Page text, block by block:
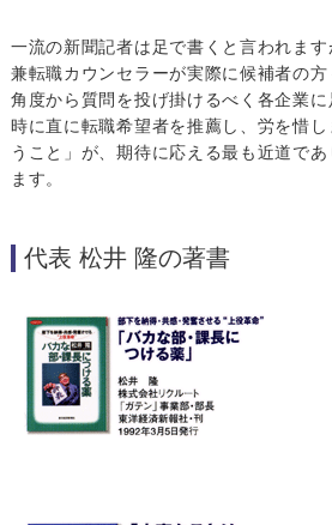
一流の新聞記者は足で書くと言われま
兼転職カウンセラーが実際に候補者の
角度から質問を投げ掛けるべく各企業
時に直に転職希望者を推薦し、労を惜
うこと」が、期待に応える最も近道で
ます。
代表 松井 隆の著書